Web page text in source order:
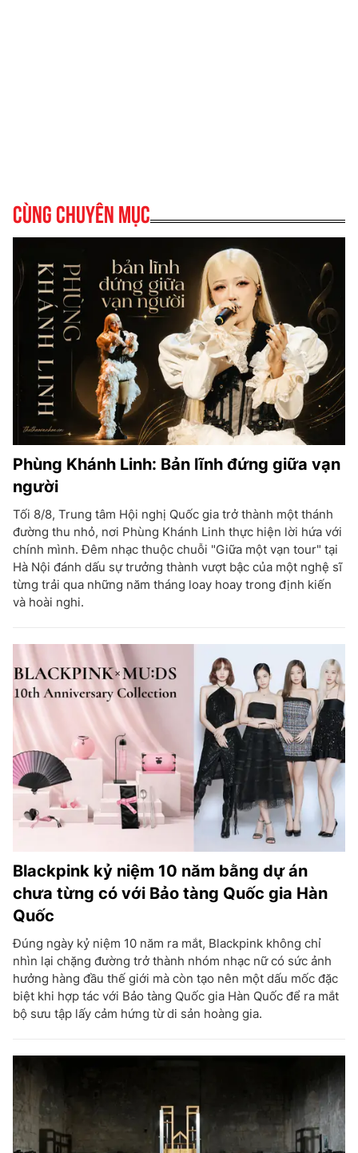
Cùng chuyên mục
Phùng Khánh Linh: Bản lĩnh đứng giữa vạn
người
Tối 8/8, Trung tâm Hội nghị Quốc gia trở thành một thánh
đường thu nhỏ, nơi Phùng Khánh Linh thực hiện lời hứa với
chính mình. Đêm nhạc thuộc chuỗi "Giữa một vạn tour" tại
Hà Nội đánh dấu sự trưởng thành vượt bậc của một nghệ sĩ
từng trải qua những năm tháng loay hoay trong định kiến
và hoài nghi.
Blackpink kỷ niệm 10 năm bằng dự án
chưa từng có với Bảo tàng Quốc gia Hàn
Quốc
Đúng ngày kỷ niệm 10 năm ra mắt, Blackpink không chỉ
nhìn lại chặng đường trở thành nhóm nhạc nữ có sức ảnh
hưởng hàng đầu thế giới mà còn tạo nên một dấu mốc đặc
biệt khi hợp tác với Bảo tàng Quốc gia Hàn Quốc để ra mắt
bộ sưu tập lấy cảm hứng từ di sản hoàng gia.